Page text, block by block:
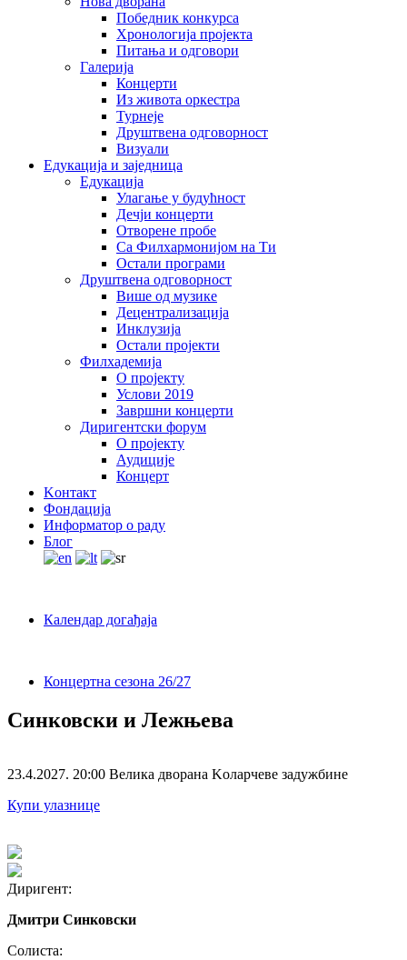
Победник конкурса
Хронологија пројекта
Питања и одговори
Галерија
Концерти
Из живота оркестра
Турнеје
Друштвена одговорност
Визуали
Едукација и заједница
Едукација
Улагање у будућност
Дечји концерти
Отворене пробе
Са Филхармонијом на Ти
Остали програми
Друштвена одговорност
Више од музике
Децентрализација
Инклузија
Остали пројекти
Филхадемија
О пројекту
Услови 2019
Завршни концерти
Диригентски форум
О пројекту
Аудиције
Концерт
Kонтакт
Фондација
Информатор о раду
Блог
Календар догађаја
Концертна сезона 26/27
Синковски и Лежњевa
23.4.2027. 20:00 Велика дворана Kоларчеве задужбине
Купи улазнице
Диригент:
Дмитри Синковски
Солиста: